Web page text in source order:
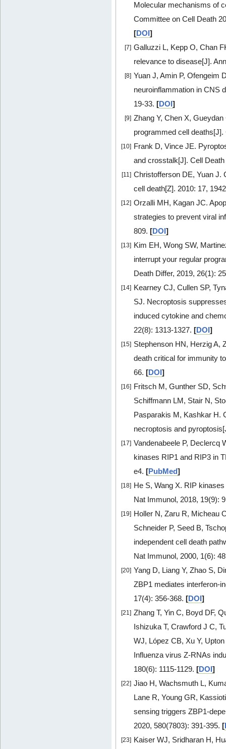
Molecular mechanisms of
Committee on Cell Death
[DOI]
[7] Galluzzi L, Kepp O, Chan
relevance to disease[J].
[8] Yuan J, Amin P, Ofengeim
neuroinflammation in CNS
19-33. [DOI]
[9] Zhang Y, Chen X,
programmed cell
[10] Frank D, Vince JE.
and crosstalk[J]. Cell
[11] Christofferson DE, Yuan J.
cell death[Z]. 2010: 17,
[12] Orzalli MH, Kagan JC.
strategies to prevent viral
809. [DOI]
[13] Kim EH, Wong SW,
interrupt your regular
Death Differ, 2019, 26(1):
[14] Kearney CJ, Cullen SP,
SJ. Necroptosis
induced cytokine and
22(8): 1313-1327. [DOI]
[15] Stephenson HN, Herzig A,
death critical for immunity
66. [DOI]
[16] Fritsch M, Gunther SD,
Schiffmann LM, Stair N,
Pasparakis M, Kashkar H.
necroptosis and
[17] Vandenabeele P, Declercq
kinases RIP1 and RIP3 in
e4. [PubMed]
[18] He S, Wang X. RIP
Nat Immunol, 2018, 19(9):
[19] Holler N, Zaru R, Micheau
Schneider P, Seed B,
independent cell death
Nat Immunol, 2000, 1(6):
[20] Yang D, Liang Y, Zhao S,
ZBP1 mediates interferon-
17(4): 356-368. [DOI]
[21] Zhang T, Yin C, Boyd DF,
Ishizuka T, Crawford J C,
WJ, López CB, Xu Y,
Influenza virus Z-RNAs
180(6): 1115-1129. [DOI]
[22] Jiao H, Wachsmuth L,
Lane R, Young GR,
sensing triggers ZBP1-
2020, 580(7803): 391-395. [
[23] Kaiser WJ, Sridharan H,